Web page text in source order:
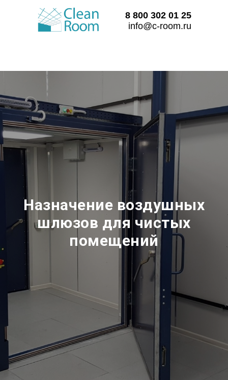
8 800 302 01 25
info@c-room.ru
Назначение воздушных
шлюзов для чистых
помещений